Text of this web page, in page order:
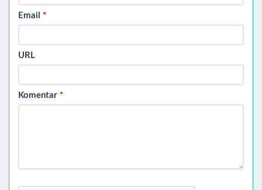
Email *
URL
Komentar *